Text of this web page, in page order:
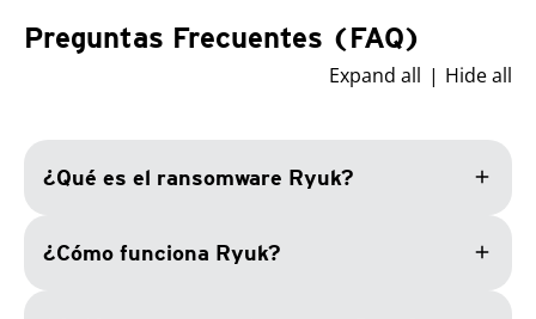
Preguntas Frecuentes (FAQ)
Expand all Hide all
¿Qué es el ransomware Ryuk? add
¿Cómo funciona Ryuk? add